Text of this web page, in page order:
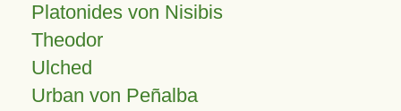
Platonides von Nisibis
Theodor
Ulched
Urban von Peñalba